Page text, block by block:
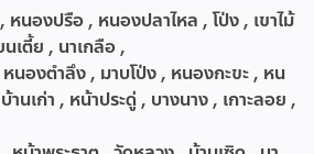
หนองปรือ , หนองปลาไหล , โป่ง , เขาไม้
เตี้ย , นาเกลือ ,
นองตำลึง , มาบโป่ง , หนองกะขะ , หน
นเก่า , หน้าประดู่ , บางนาง , เกาะลอย ,